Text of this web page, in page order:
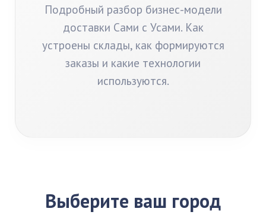
Подробный разбор бизнес-модели
доставки Сами с Усами. Как
устроены склады, как формируются
заказы и какие технологии
используются.
Выберите ваш город